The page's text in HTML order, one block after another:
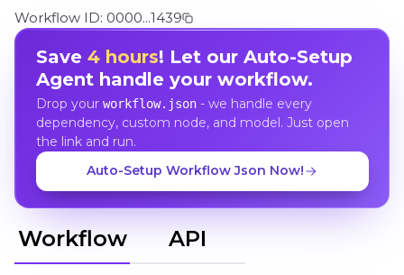
Workflow ID: 0000...1439
Save 4 hours! Let our Auto-Setup
Agent handle your workflow.
Drop your workflow.json- we handle every
dependency, custom node, and model. Just open
the link and run.
Auto-Setup Workflow Json Now!
Workflow API